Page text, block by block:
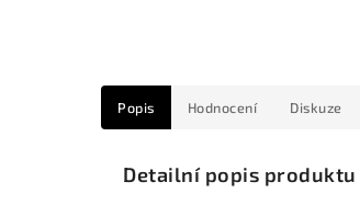
Popis Hodnocení Diskuze
Detailní popis produktu